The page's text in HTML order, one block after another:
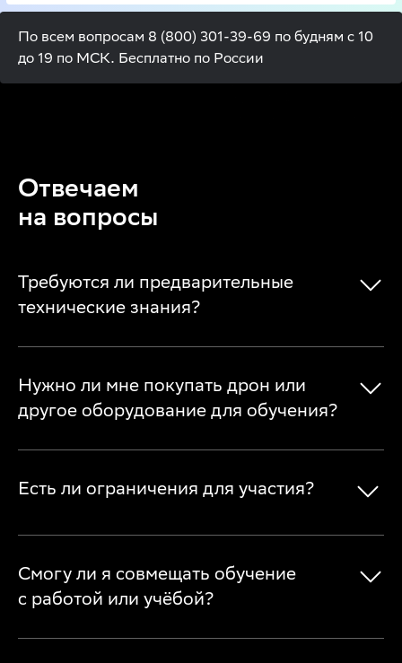
По всем вопросам 8 (800) 301-39-69 по будням с 10
до 19 по МСК. Бесплатно по России
Отвечаем
на вопросы
Требуются ли предварительные
технические знания?
Нужно ли мне покупать дрон или
другое оборудование для обучения?
Есть ли ограничения для участия?
Смогу ли я совмещать обучение
с работой или учёбой?